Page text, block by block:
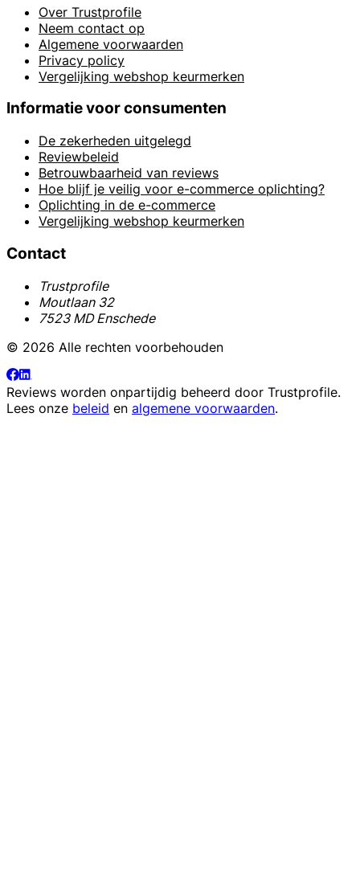
Over Trustprofile
Neem contact op
Algemene voorwaarden
Privacy policy
Vergelijking webshop keurmerken
Informatie voor consumenten
De zekerheden uitgelegd
Reviewbeleid
Betrouwbaarheid van reviews
Hoe blijf je veilig voor e-commerce oplichting?
Oplichting in de e-commerce
Vergelijking webshop keurmerken
Contact
Trustprofile
Moutlaan 32
7523 MD Enschede
© 2026 Alle rechten voorbehouden
Reviews worden onpartijdig beheerd door Trustprofile.
Lees onze beleid en algemene voorwaarden.